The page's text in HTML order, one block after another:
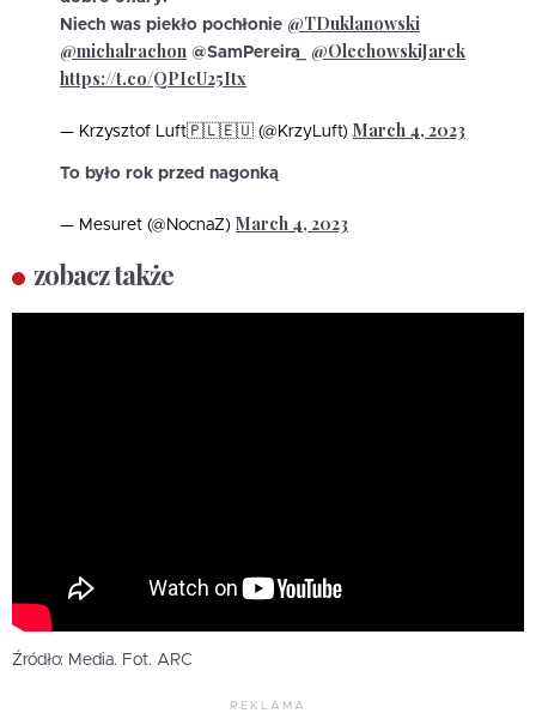
Niech was piekło pochłonie @TDuklanowski
@michalrachon @SamPereira_ @OlechowskiJarek
https://t.co/QPIcU25Itx
— Krzysztof Luft🇵🇱🇪🇺 (@KrzyLuft) March 4, 2023
To było rok przed nagonką
— Mesuret (@NocnaZ) March 4, 2023
zobacz także
Źródło: Media. Fot. ARC
REKLAMA